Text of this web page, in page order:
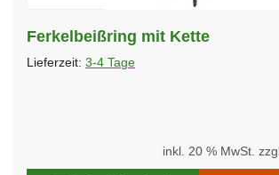
Ferkelbeißring mit Kette
Lieferzeit: 3-4 Tage
inkl. 20 % MwSt.